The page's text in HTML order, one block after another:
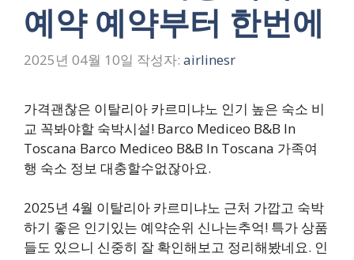
예약 예약부터 한번에
2025년 04월 10일 작성자: airlinesr
가격괜찮은 이탈리아 카르미냐노 인기 높은 숙소 비
교 꼭봐야할 숙박시설! Barco Mediceo B&B In
Toscana Barco Mediceo B&B In Toscana 가족여
행 숙소 정보 대충할수없잖아요.
2025년 4월 이탈리아 카르미냐노 근처 가깝고 숙박
하기 좋은 인기있는 예약순위 신나는추억! 특가 상품
들도 있으니 신중히 잘 확인해보고 정리해봤네요. 인